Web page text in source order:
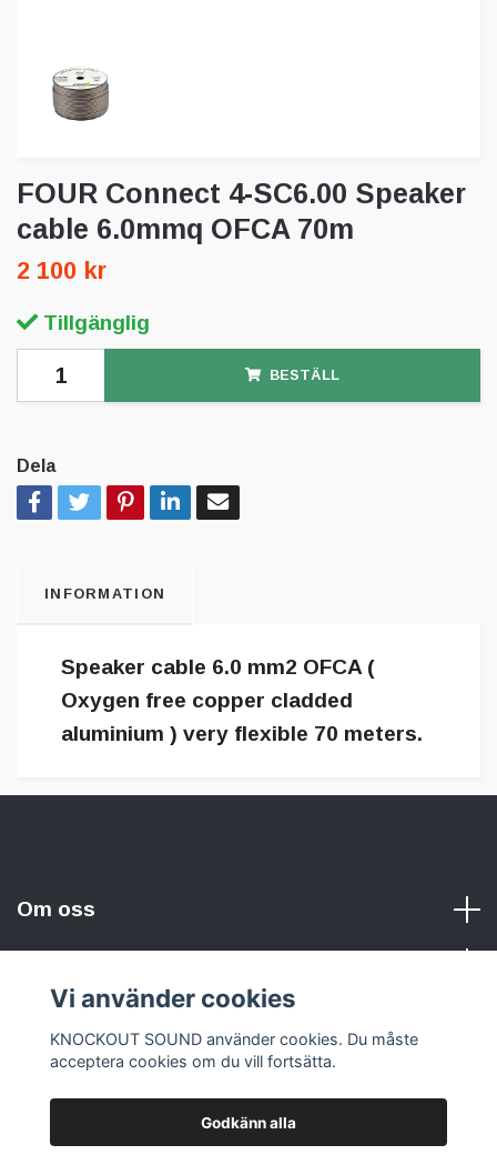
FOUR Connect 4-SC6.00 Speaker
cable 6.0mmq OFCA 70m
2 100 kr
Tillgänglig
BESTÄLL
Dela
INFORMATION
Speaker cable 6.0 mm2 OFCA (
Oxygen free copper cladded
aluminium ) very flexible 70 meters.
Om oss
Sociala medier
Vi använder cookies
KNOCKOUT SOUND använder cookies. Du måste
acceptera cookies om du vill fortsätta.
Godkänn alla